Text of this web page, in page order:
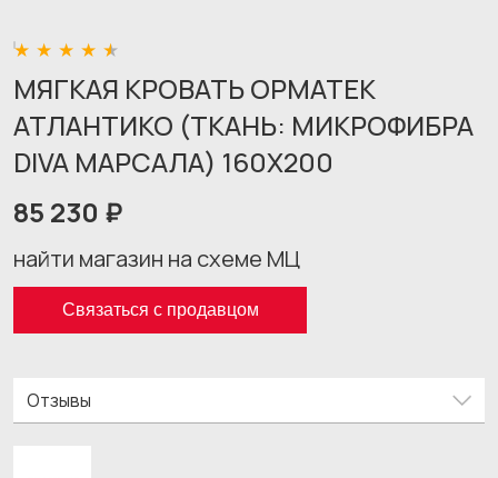
МЯГКАЯ КРОВАТЬ ОРМАТЕК
АТЛАНТИКО (ТКАНЬ: МИКРОФИБРА
DIVA МАРСАЛА) 160X200
85 230 ₽
найти магазин на схеме МЦ
Связаться с продавцом
Отзывы